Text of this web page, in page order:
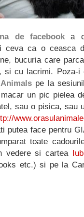
de facebook a
ceva ca o ceasca
bucuria care
si cu lacrimi. Poza-
pe la
un pic pielea
sau o pisica, sau
putea face pentru
toate
vedere si cartea
etc.) si pe la